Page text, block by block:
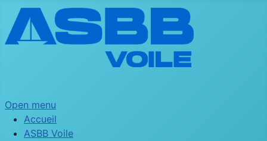
Open menu
Accueil
ASBB Voile